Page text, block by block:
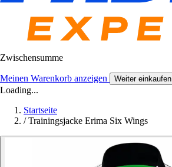
Zwischensumme
Meinen Warenkorb anzeigen Weiter einkaufen
Loading...
Startseite
/ Trainingsjacke Erima Six Wings